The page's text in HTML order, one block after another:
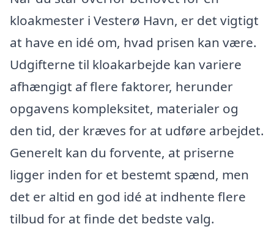
kloakmester i Vesterø Havn, er det vigtigt
at have en idé om, hvad prisen kan være.
Udgifterne til kloakarbejde kan variere
afhængigt af flere faktorer, herunder
opgavens kompleksitet, materialer og
den tid, der kræves for at udføre arbejdet.
Generelt kan du forvente, at priserne
ligger inden for et bestemt spænd, men
det er altid en god idé at indhente flere
tilbud for at finde det bedste valg.